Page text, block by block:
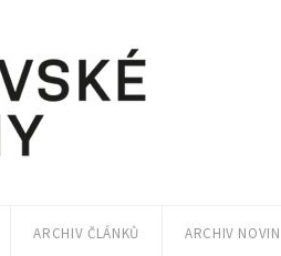
ARCHIV ČLÁNKŮ ARCHIV NOVIN